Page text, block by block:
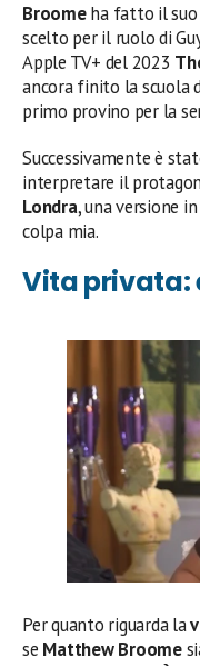
Broomeha fatto il suo
scelto per il ruolo di
Apple TV+ del 2023
ancora finito la scuola
primo provino per la
Successivamente è
interpretare il
Londra, una versione
colpa mia.
Vita privata:
Per quanto riguarda la
se Matthew Broome